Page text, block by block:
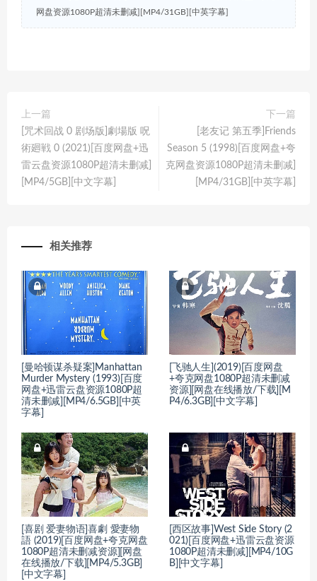
网盘资源1080P超清未删减][MP4/31GB][中英字幕]
上一篇
[咒术回战 0 剧场版]劇場版 呪
術廻戦 0 (2021)[百度网盘+迅
雷云盘资源1080P超清未删减]
[MP4/5GB][中文字幕]
下一篇
[老友记 第五季]Friends
Season 5 (1998)[百度网盘+夸
克网盘资源1080P超清未删减]
[MP4/31GB][中英字幕]
相关推荐
[曼哈顿谋杀疑案]Manhattan
Murder Mystery (1993)[百度
网盘+迅雷云盘资源1080P超
清未删减][MP4/6.5GB][中英
字幕]
[飞驰人生](2019)[百度网盘
+夸克网盘1080P超清未删减
资源][网盘在线播放/下载][M
P4/6.3GB][中文字幕]
[喜剧 爱妻物语]喜劇 愛妻物
語 (2019)[百度网盘+夸克网盘
1080P超清未删减资源][网盘
在线播放/下载][MP4/5.3GB]
[中文字幕]
[西区故事]West Side Story (2
021)[百度网盘+迅雷云盘资源
1080P超清未删减][MP4/10G
B][中文字幕]